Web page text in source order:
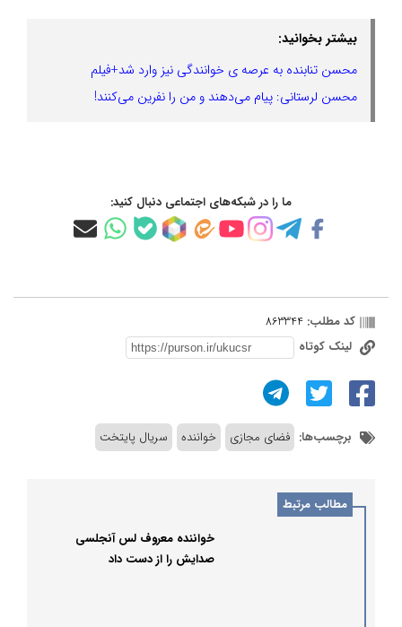
بیشتر بخوانید:
محسن تنابنده به عرصه ی خوانندگی نیز وارد شد+فیلم
محسن لرستانی: پیام می‌دهند و من را نفرین می‌کنند!
ما را در شبکه‌های اجتماعی دنبال کنید:
کد مطلب: 863344
لینک کوتاه
برچسب‌ها: فضای مجازی خواننده سریال پایتخت
مطالب مرتبط
خواننده معروف لس آنجلسی
صدایش را از دست داد